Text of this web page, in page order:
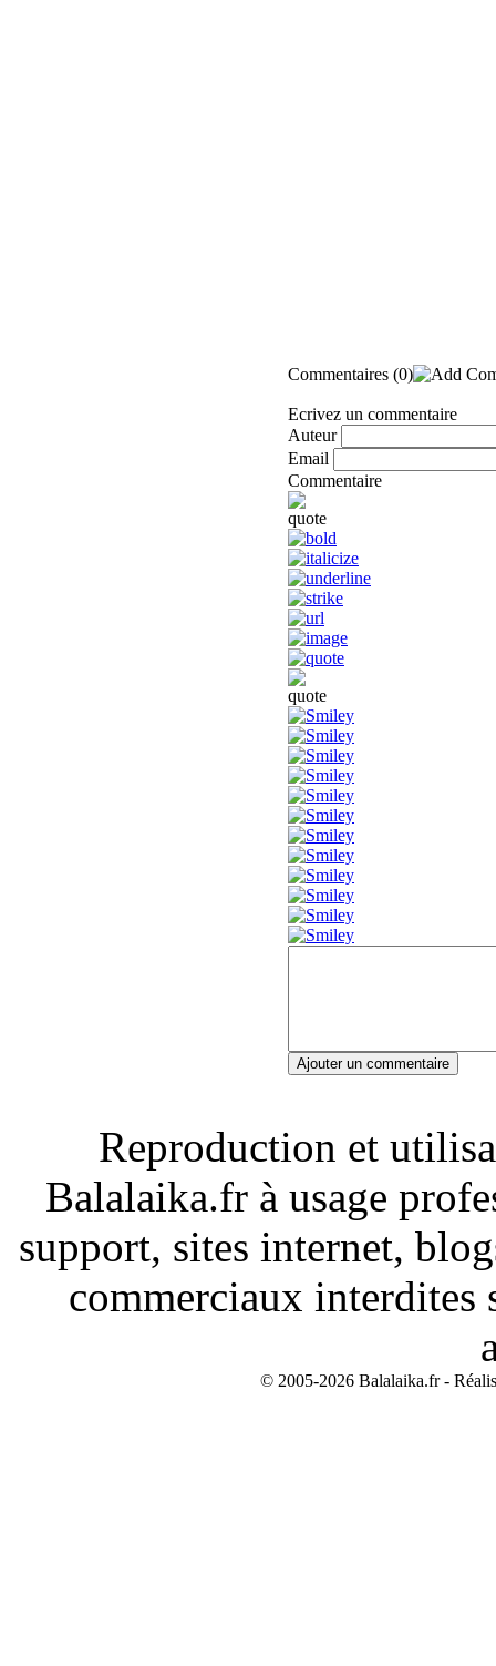
Commentaires (0)
Ecrivez un commentaire
Auteur
Email
Commentaire
Ajouter un commentaire
Reproduction et
Balalaika.fr à usage
support, sites internet,
commerciaux interdites
© 2005-2026 Balalaika.fr -